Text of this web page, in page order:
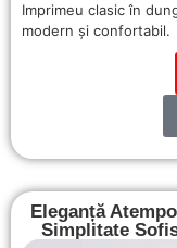
Imprimeu clasic în
modern și confortabil.
Eleganță
Simplitate